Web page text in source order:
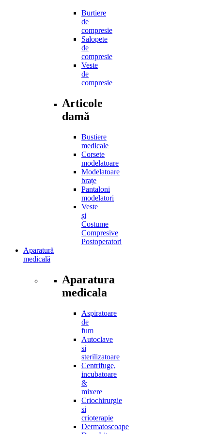
Burtiere
de
compresie
Salopete
de
compresie
Veste
de
compresie
Articole
damă
Bustiere
medicale
Corsete
modelatoare
Modelatoare
brațe
Pantaloni
modelatori
Veste
și
Costume
Compresive
Postoperatori
Aparatură
medicală
Aparatura
medicala
Aspiratoare
de
fum
Autoclave
si
sterilizatoare
Centrifuge,
incubatoare
&
mixere
Criochirurgie
si
crioterapie
Dermatoscoape